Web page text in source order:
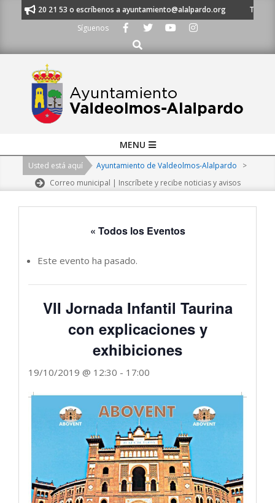
al 91 620 21 53 o escríbenos a ayuntamiento@alalpardo.org
TE
Síguenos
Buscar
Navigation
MENU
Usted está aquí Ayuntamiento de Valdeolmos-Alalpardo
>
Correo municipal | Inscríbete y recibe noticias y avisos
« Todos los Eventos
Este evento ha pasado.
VII Jornada Infantil Taurina
con explicaciones y
exhibiciones
19/10/2019 @ 12:30 - 17:00